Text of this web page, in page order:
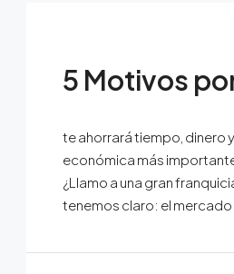
5 Motivos
te ahorrará tiempo, dinero
económica más
¿Llamo a una gran
tenemos claro: el mercado